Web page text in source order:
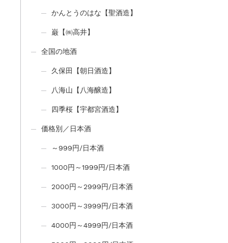
かんとうのはな【聖酒造】
巌【㈱高井】
全国の地酒
久保田【朝日酒造】
八海山【八海醸造】
四季桜【宇都宮酒造】
価格別／日本酒
～999円/日本酒
1000円～1999円/日本酒
2000円～2999円/日本酒
3000円～3999円/日本酒
4000円～4999円/日本酒